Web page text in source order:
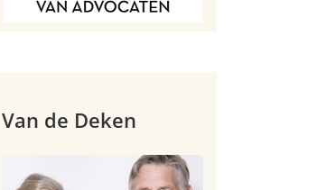
Van de Deken